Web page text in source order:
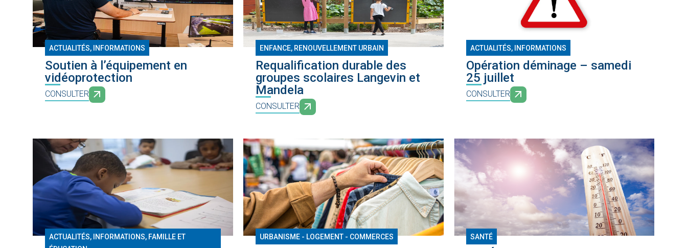
ACTUALITÉS, INFORMATIONS
Soutien à l’équipement en
vidéoprotection
CONSULTER
ENFANCE, RENOUVELLEMENT URBAIN
Requalification durable des
groupes scolaires Langevin et
Mandela
CONSULTER
ACTUALITÉS, INFORMATIONS
Opération déminage – samedi
25 juillet
CONSULTER
ACTUALITÉS, INFORMATIONS, FAMILLE ET
URBANISME - LOGEMENT - COMMERCES SANTÉ